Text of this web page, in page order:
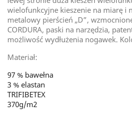
wielofunkcyjne kieszenie na miarę i
metalowy pierścień „D”,
CORDURA, paski na narzędzia,
możliwość wydłużenia nogawek.
Materiał:
97 % bawełna
3 % elastan
TRIFIBETEX
370g/m2